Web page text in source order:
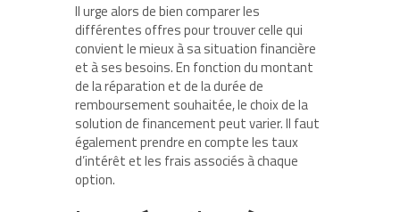
Il urge alors de bien comparer les
différentes offres pour trouver celle qui
convient le mieux à sa situation financière
et à ses besoins. En fonction du montant
de la réparation et de la durée de
remboursement souhaitée, le choix de la
solution de financement peut varier. Il faut
également prendre en compte les taux
d’intérêt et les frais associés à chaque
option.